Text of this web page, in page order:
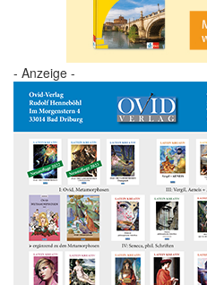
- Anzeige -